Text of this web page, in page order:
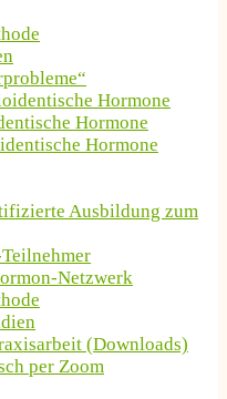
Hormone
Hormone
Hormone
Ausbildung zum
Netzwerk
(Downloads)
per Zoom